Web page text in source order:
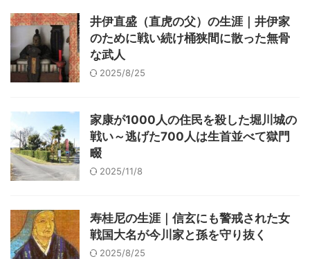
井伊直盛（直虎の父）の生涯｜井伊家
のために戦い続け桶狭間に散った無骨
な武人
2025/8/25
家康が1000人の住民を殺した堀川城の
戦い～逃げた700人は生首並べて獄門
畷
2025/11/8
寿桂尼の生涯｜信玄にも警戒された女
戦国大名が今川家と孫を守り抜く
2025/8/25